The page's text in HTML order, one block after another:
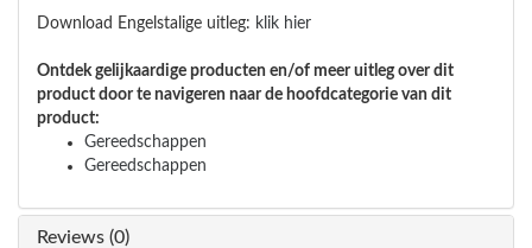
Download Engelstalige uitleg: klik hier
Ontdek gelijkaardige producten en/of meer uitleg over dit
product door te navigeren naar de hoofdcategorie van dit
product:
Gereedschappen
Gereedschappen
Reviews (0)